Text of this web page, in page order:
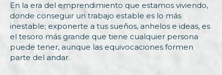
En la era del emprendimiento que estamos viviendo,
donde conseguir un trabajo estable es lo más
inestable; exponerte a tus sueños, anhelos e ideas, es
el tesoro más grande que tiene cualquier persona
puede tener, aunque las equivocaciones formen
parte del andar.